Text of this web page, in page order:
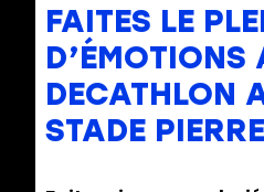
FAITES LE
D’ÉMOTIONS
DECATHLON
STADE